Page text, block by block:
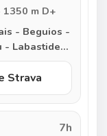
1350 m D+
- Labastide
- Briscous -
Bardos -
- Saint-
Strava
7h